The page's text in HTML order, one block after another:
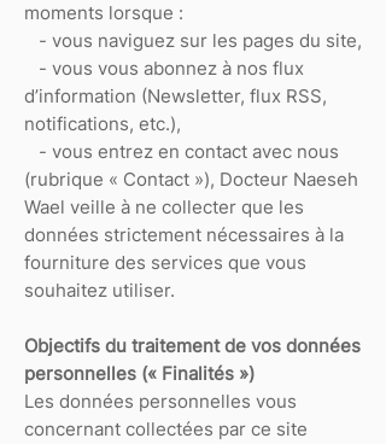
moments lorsque :
- vous naviguez sur les pages du site,
- vous vous abonnez à nos flux
d’information (Newsletter, flux RSS,
notifications, etc.),
- vous entrez en contact avec nous
(rubrique « Contact »), Docteur Naeseh
Wael veille à ne collecter que les
données strictement nécessaires à la
fourniture des services que vous
souhaitez utiliser.
Objectifs du traitement de vos données
personnelles (« Finalités »)
Les données personnelles vous
concernant collectées par ce site